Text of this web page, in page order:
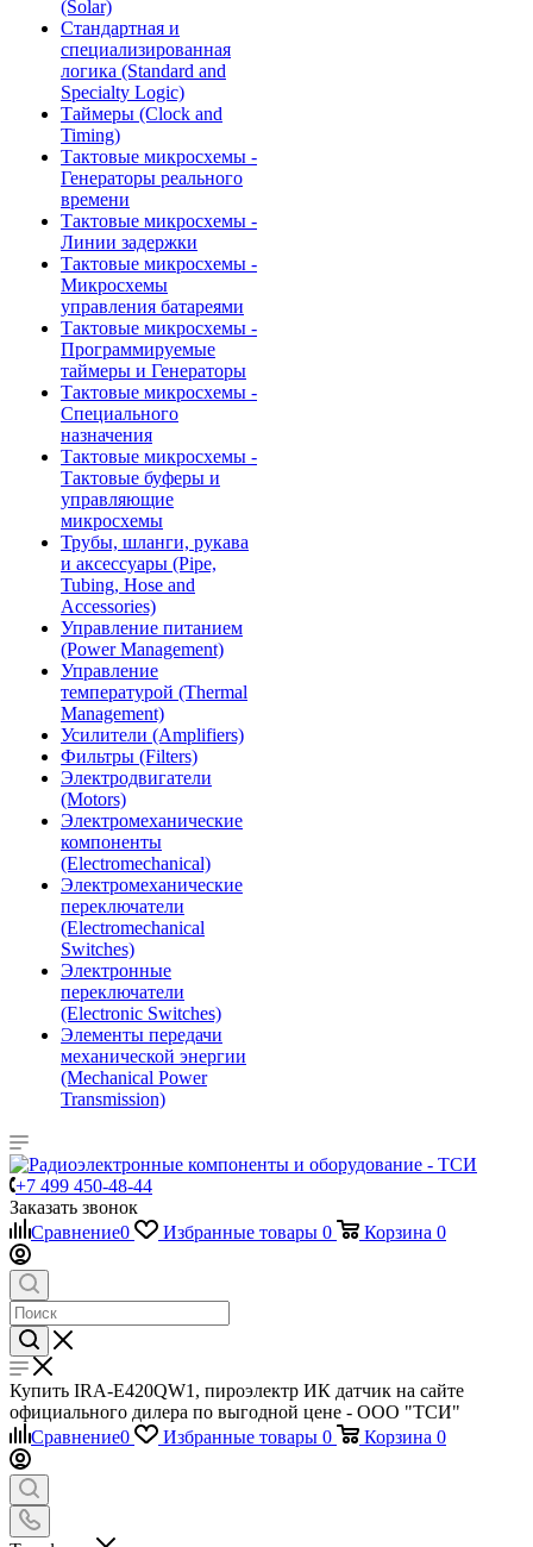
(Solar)
Стандартная и
специализированная
логика (Standard and
Specialty Logic)
Таймеры (Clock and
Timing)
Тактовые микросхемы -
Генераторы реального
времени
Тактовые микросхемы -
Линии задержки
Тактовые микросхемы -
Микросхемы
управления батареями
Тактовые микросхемы -
Программируемые
таймеры и Генераторы
Тактовые микросхемы -
Специального
назначения
Тактовые микросхемы -
Тактовые буферы и
управляющие
микросхемы
Трубы, шланги, рукава
и аксессуары (Pipe,
Tubing, Hose and
Accessories)
Управление питанием
(Power Management)
Управление
температурой (Thermal
Management)
Усилители (Amplifiers)
Фильтры (Filters)
Электродвигатели
(Motors)
Электромеханические
компоненты
(Electromechanical)
Электромеханические
переключатели
(Electromechanical
Switches)
Электронные
переключатели
(Electronic Switches)
Элементы передачи
механической энергии
(Mechanical Power
Transmission)
+7 499 450-48-44
Заказать звонок
Сравнение0 Избранные товары 0 Корзина 0
Купить IRA-E420QW1, пироэлектр ИК датчик на сайте
официального дилера по выгодной цене - ООО "ТСИ"
Сравнение0 Избранные товары 0 Корзина 0